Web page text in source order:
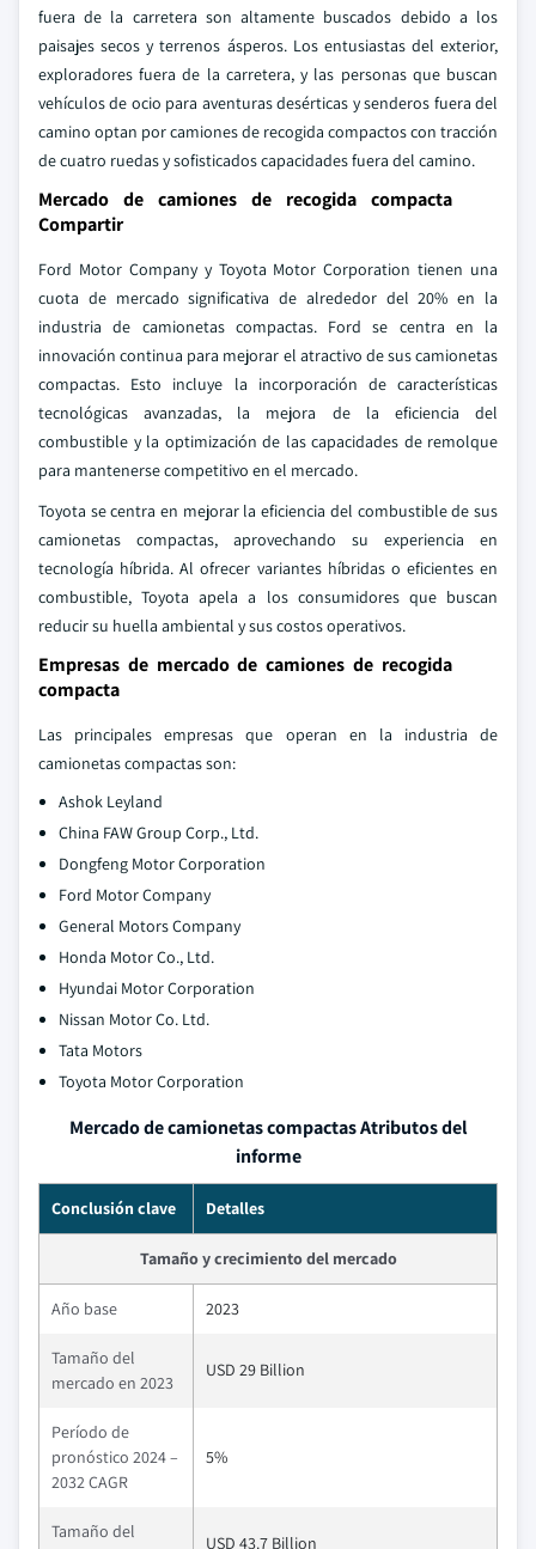
fuera de la carretera son altamente buscados debido a los
paisajes secos y terrenos ásperos. Los entusiastas del exterior,
exploradores fuera de la carretera, y las personas que buscan
vehículos de ocio para aventuras desérticas y senderos fuera del
camino optan por camiones de recogida compactos con tracción
de cuatro ruedas y sofisticados capacidades fuera del camino.
Mercado de camiones de recogida compacta
Compartir
Ford Motor Company y Toyota Motor Corporation tienen una
cuota de mercado significativa de alrededor del 20% en la
industria de camionetas compactas. Ford se centra en la
innovación continua para mejorar el atractivo de sus camionetas
compactas. Esto incluye la incorporación de características
tecnológicas avanzadas, la mejora de la eficiencia del
combustible y la optimización de las capacidades de remolque
para mantenerse competitivo en el mercado.
Toyota se centra en mejorar la eficiencia del combustible de sus
camionetas compactas, aprovechando su experiencia en
tecnología híbrida. Al ofrecer variantes híbridas o eficientes en
combustible, Toyota apela a los consumidores que buscan
reducir su huella ambiental y sus costos operativos.
Empresas de mercado de camiones de recogida
compacta
Las principales empresas que operan en la industria de
camionetas compactas son:
Ashok Leyland
China FAW Group Corp., Ltd.
Dongfeng Motor Corporation
Ford Motor Company
General Motors Company
Honda Motor Co., Ltd.
Hyundai Motor Corporation
Nissan Motor Co. Ltd.
Tata Motors
Toyota Motor Corporation
Mercado de camionetas compactas Atributos del
informe
Conclusión clave Detalles
Tamaño y crecimiento del mercado
Año base 2023
Tamaño del
mercado en 2023
USD 29 Billion
Período de
pronóstico 2024 –
2032 CAGR
5%
Tamaño del
USD 43.7 Billion